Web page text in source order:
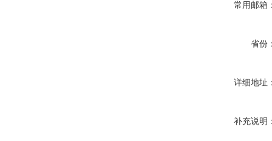
常用邮箱
省份
详细地址
补充说明